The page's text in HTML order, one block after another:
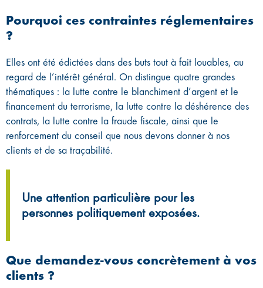
Pourquoi ces contraintes réglementaires
?
Elles ont été édictées dans des buts tout à fait louables, au
regard de l’intérêt général. On distingue quatre grandes
thématiques : la lutte contre le blanchiment d’argent et le
financement du terrorisme, la lutte contre la déshérence des
contrats, la lutte contre la fraude fiscale, ainsi que le
renforcement du conseil que nous devons donner à nos
clients et de sa traçabilité.
Une attention particulière pour les
personnes politiquement exposées.
Que demandez-vous concrètement à vos
clients ?